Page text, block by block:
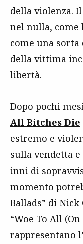
della violenza.
nel nulla, come
come una
della vittima
libertà.
Dopo pochi
All Bitches Die
estremo e
sulla vendetta
inni di
momento
Ballads” di Nick
“Woe To All
rappresentano